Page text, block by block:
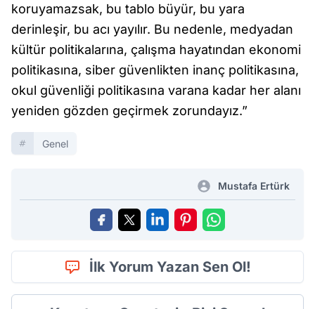
koruyamazsak, bu tablo büyür, bu yara
derinleşir, bu acı yayılır. Bu nedenle, medyadan
kültür politikalarına, çalışma hayatından ekonomi
politikasına, siber güvenlikten inanç politikasına,
okul güvenliği politikasına varana kadar her alanı
yeniden gözden geçirmek zorundayız.”
Genel
Mustafa Ertürk
İlk Yorum Yazan Sen Ol!